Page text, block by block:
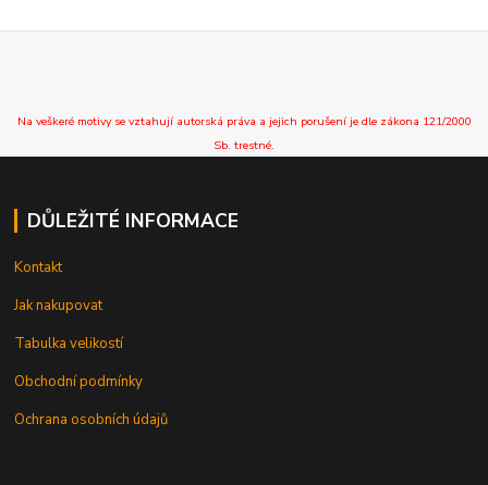
Na veškeré motivy se vztahují autorská práva a jejich porušení je dle zákona 121/2000
Sb. trestné.
DŮLEŽITÉ INFORMACE
Kontakt
Jak nakupovat
Tabulka velikostí
Obchodní podmínky
Ochrana osobních údajů